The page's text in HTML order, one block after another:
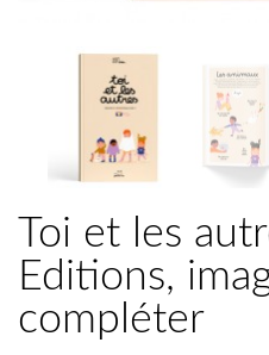
Toi et les
Editions,
compléter